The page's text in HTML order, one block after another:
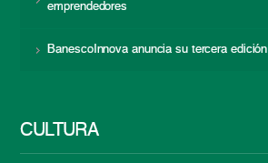
emprendedores
BanescoInnova anuncia su tercera edición
CULTURA